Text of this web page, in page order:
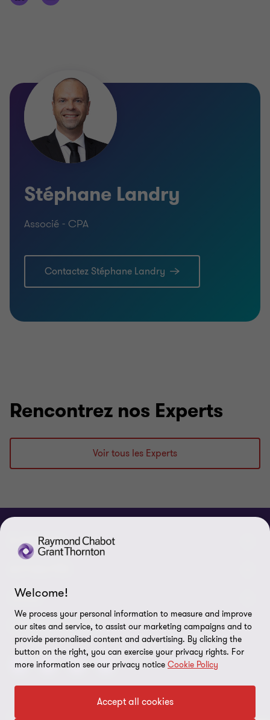
Stéphane Landry
Associé - CPA
Contactez Stéphane Landry
Rencontrez nos Experts
Voir tous les Experts
À PROPOS
Événements et webinaires
Responsabilité sociale d’entreprise (RSE)
Services
Carrières
Gouvernance
Diversité, équité et inclusion
Nouvelles / communiqués
Dans les médias
Réalisations
LÉGAL
Notes légales
Politique de confidentialité
Paramètres des témoins
CONNECTEZ SUR
Welcome!
We process your personal information to measure and improve
our sites and service, to assist our marketing campaigns and to
provide personalised content and advertising. By clicking the
button on the right, you can exercise your privacy rights. For
more information see our privacy notice Cookie Policy
Accept all cookies